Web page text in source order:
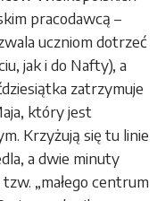
pracodawcą –
uczniom dotrzeć
jak i do Nafty), a
zatrzymuje
który jest
Krzyżują się tu linie
a dwie minuty
„małego centrum